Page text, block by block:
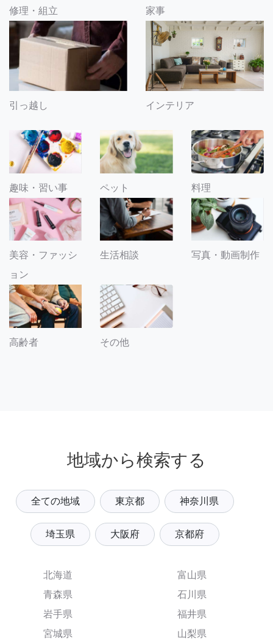
修理・組立 家事
引っ越し インテリア
趣味・習い事 ペット 料理
美容・ファッシ
ョン
生活相談 写真・動画制作
高齢者 その他
地域から検索する
全ての地域 東京都 神奈川県
埼玉県 大阪府 京都府
北海道
青森県
岩手県
宮城県
富山県
石川県
福井県
山梨県